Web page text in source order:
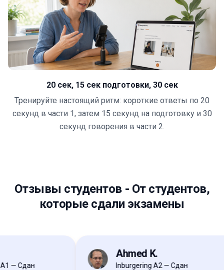
20 сек, 15 сек подготовки, 30 сек
Тренируйте настоящий ритм: короткие ответы по 20
секунд в части 1, затем 15 секунд на подготовку и 30
секунд говорения в части 2.
Отзывы студентов - От студентов,
которые сдали экзамены
Сдан
AK Ahmed K.
Inburgering A2 — Сдан